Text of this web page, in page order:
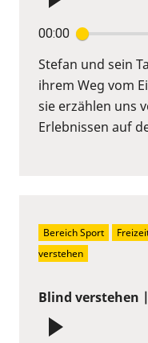
00:00
Stefan und sein
ihrem Weg vom
sie erzählen uns
Erlebnissen auf
Blind verstehen
Bereich Sport
verstehen